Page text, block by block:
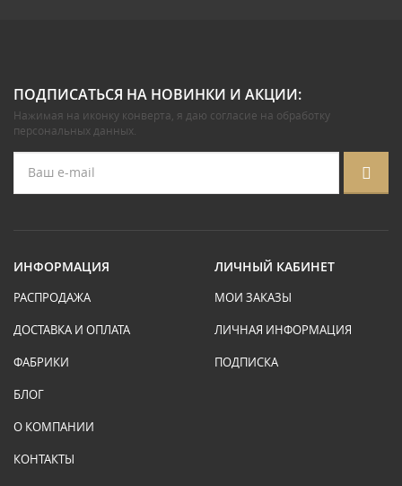
ПОДПИСАТЬСЯ НА НОВИНКИ И АКЦИИ:
Нажимая на иконку конверта, я даю согласие на обработку
персональных данных.
ИНФОРМАЦИЯ
РАСПРОДАЖА
ДОСТАВКА И ОПЛАТА
ФАБРИКИ
БЛОГ
О КОМПАНИИ
КОНТАКТЫ
ЛИЧНЫЙ КАБИНЕТ
МОИ ЗАКАЗЫ
ЛИЧНАЯ ИНФОРМАЦИЯ
ПОДПИСКА